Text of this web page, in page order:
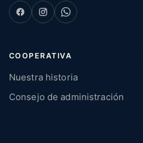
COOPERATIVA
Nuestra historia
Consejo de administración